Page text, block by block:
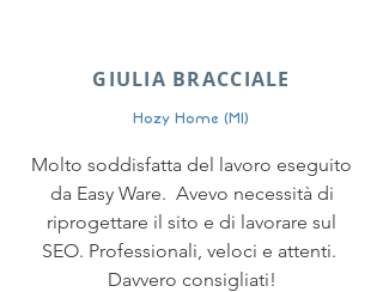
GIULIA BRACCIALE
Hozy Home (MI)
Molto soddisfatta del lavoro eseguito
da Easy Ware. Avevo necessità di
riprogettare il sito e di lavorare sul
SEO. Professionali, veloci e attenti.
Davvero consigliati!